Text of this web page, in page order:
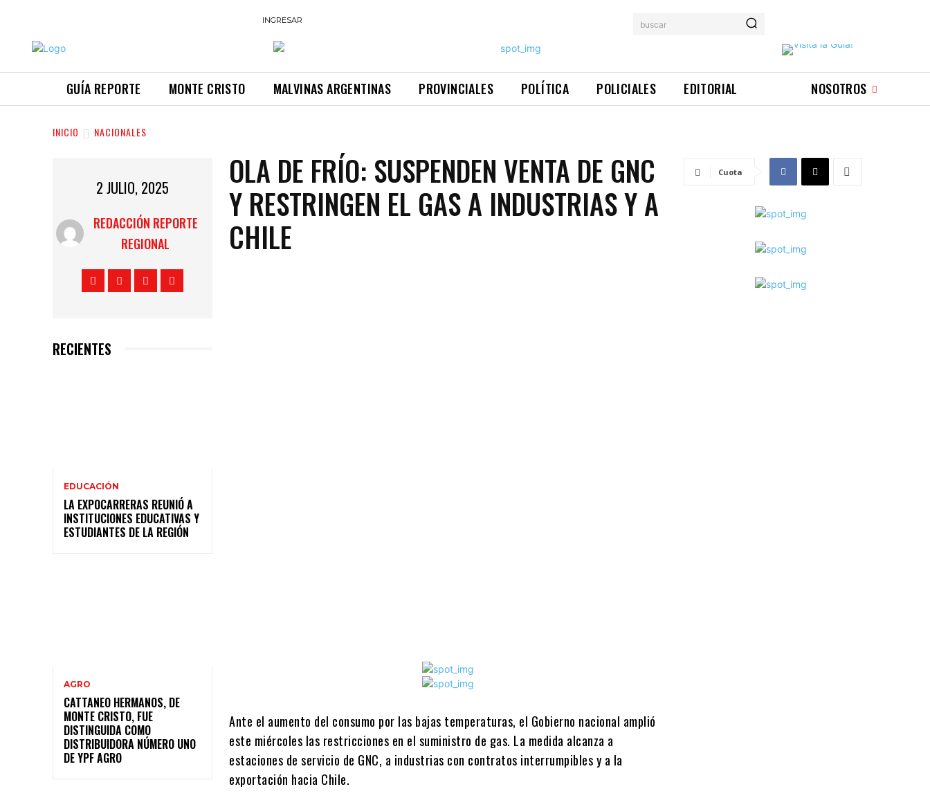
INGRESAR buscar
GUÍA REPORTE MONTE CRISTO MALVINAS ARGENTINAS PROVINCIALES POLÍTICA POLICIALES EDITORIAL NOSOTROS
INICIO NACIONALES
2 JULIO, 2025
REDACCIÓN REPORTE
REGIONAL
RECIENTES
EDUCACIÓN
LA EXPOCARRERAS REUNIÓ A
INSTITUCIONES EDUCATIVAS Y
ESTUDIANTES DE LA REGIÓN
AGRO
CATTANEO HERMANOS, DE
MONTE CRISTO, FUE
DISTINGUIDA COMO
DISTRIBUIDORA NÚMERO UNO
DE YPF AGRO
OLA DE FRÍO: SUSPENDEN VENTA DE GNC
Y RESTRINGEN EL GAS A INDUSTRIAS Y A
CHILE
Ante el aumento del consumo por las bajas temperaturas, el Gobierno nacional amplió
este miércoles las restricciones en el suministro de gas. La medida alcanza a
estaciones de servicio de GNC, a industrias con contratos interrumpibles y a la
exportación hacia Chile.
Cuota